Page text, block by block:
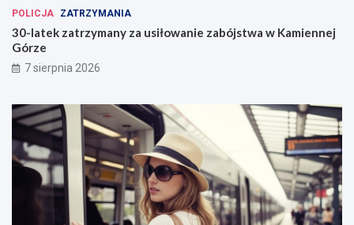
POLICJA ZATRZYMANIA
30-latek zatrzymany za usiłowanie zabójstwa w Kamiennej
Górze
7 sierpnia 2026